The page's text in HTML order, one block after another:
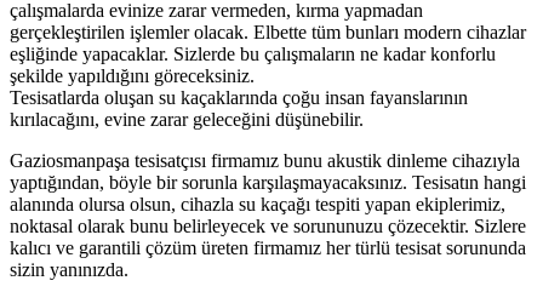
çalışmalarda evinize zarar vermeden, kırma yapmadan
gerçekleştirilen işlemler olacak. Elbette tüm bunları modern cihazlar
eşliğinde yapacaklar. Sizlerde bu çalışmaların ne kadar konforlu
şekilde yapıldığını göreceksiniz.
Tesisatlarda oluşan su kaçaklarında çoğu insan fayanslarının
kırılacağını, evine zarar geleceğini düşünebilir.
Gaziosmanpaşa tesisatçısı firmamız bunu akustik dinleme cihazıyla
yaptığından, böyle bir sorunla karşılaşmayacaksınız. Tesisatın hangi
alanında olursa olsun, cihazla su kaçağı tespiti yapan ekiplerimiz,
noktasal olarak bunu belirleyecek ve sorununuzu çözecektir. Sizlere
kalıcı ve garantili çözüm üreten firmamız her türlü tesisat sorununda
sizin yanınızda.